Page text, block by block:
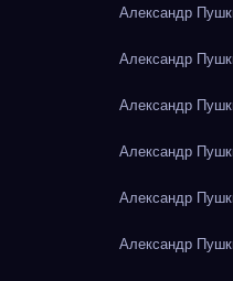
Александр
Александр
Александр
Александр
Александр
Александр